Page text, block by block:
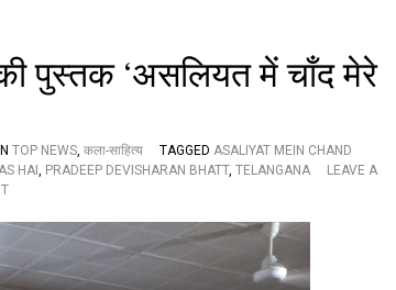
पुस्तक ‘असलियत में चाँद मेरे
TOP NEWS, कला-साहित्य TAGGED ASALIYAT MEIN CHAND
HAI , PRADEEP DEVISHARAN BHATT, TELANGANA
LEAVE A
O
व
ष्ठ